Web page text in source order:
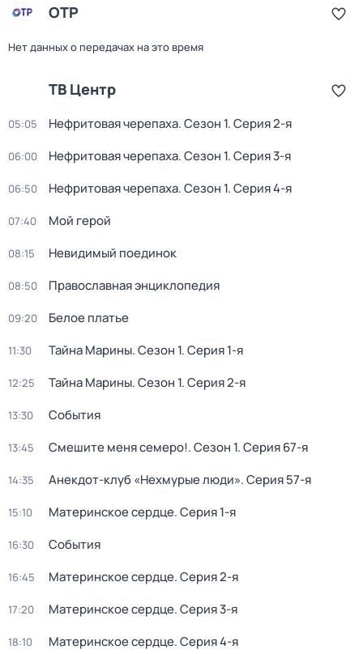
ОТР
Нет данных о передачах на это время
ТВ Центр
05:05 Нефритовая черепаха. Сезон 1. Серия 2-я
06:00 Нефритовая черепаха. Сезон 1. Серия 3-я
06:50 Нефритовая черепаха. Сезон 1. Серия 4-я
07:40 Мой герой
08:15 Невидимый поединок
08:50 Православная энциклопедия
09:20 Белое платье
11:30 Тайна Марины. Сезон 1. Серия 1-я
12:25 Тайна Марины. Сезон 1. Серия 2-я
13:30 События
13:45 Смешите меня семеро!. Сезон 1. Серия 67-я
14:35 Анекдот-клуб «Нехмурые люди». Серия 57-я
15:10 Материнское сердце. Серия 1-я
16:30 События
16:45 Материнское сердце. Серия 2-я
17:20 Материнское сердце. Серия 3-я
18:10 Материнское сердце. Серия 4-я